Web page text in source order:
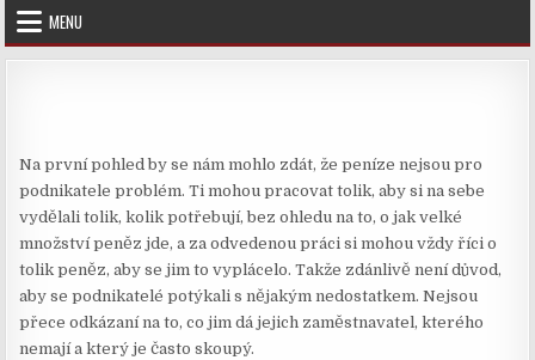
Skip
content
MENU
Na první pohled by se nám mohlo zdát, že peníze nejsou pro
podnikatele problém. Ti mohou pracovat tolik, aby si na sebe
vydělali tolik, kolik potřebují, bez ohledu na to, o jak velké
množství peněz jde, a za odvedenou práci si mohou vždy říci o
tolik peněz, aby se jim to vyplácelo. Takže zdánlivě není důvod,
aby se podnikatelé potýkali s nějakým nedostatkem. Nejsou
přece odkázaní na to, co jim dá jejich zaměstnavatel, kterého
nemají a který je často skoupý.